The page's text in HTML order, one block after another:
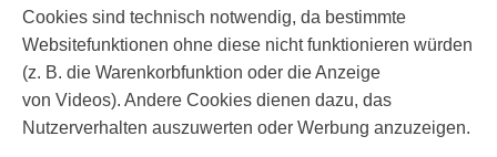
Cookies sind technisch notwendig, da bestimmte
Websitefunktionen ohne diese nicht funktionieren würden
(z. B. die Warenkorbfunktion oder die Anzeige
von Videos). Andere Cookies dienen dazu, das
Nutzerverhalten auszuwerten oder Werbung anzuzeigen.